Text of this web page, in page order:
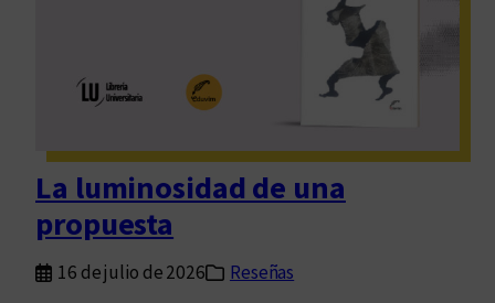
La luminosidad de una
propuesta
16 de julio de 2026
Reseñas